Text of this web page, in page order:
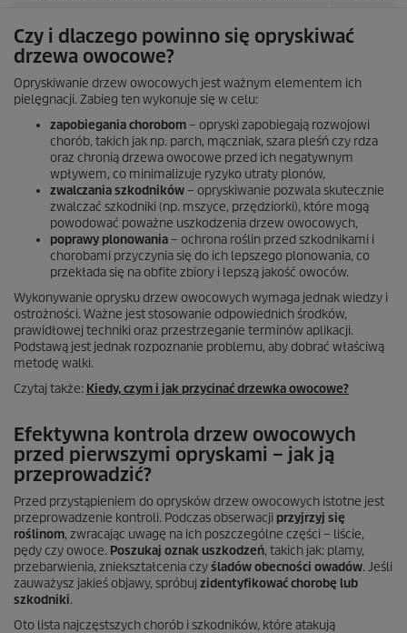
Czy i dlaczego powinno się opryskiwać
drzewa owocowe?
Opryskiwanie drzew owocowych jest ważnym elementem ich
pielęgnacji. Zabieg ten wykonuje się w celu:
zapobiegania chorobom – opryski zapobiegają rozwojowi
chorób, takich jak np. parch, mączniak, szara pleśń czy rdza
oraz chronią drzewa owocowe przed ich negatywnym
wpływem, co minimalizuje ryzyko utraty plonów,
zwalczania szkodników – opryskiwanie pozwala skutecznie
zwalczać szkodniki (np. mszyce, przędziorki), które mogą
powodować poważne uszkodzenia drzew owocowych,
poprawy plonowania – ochrona roślin przed szkodnikami i
chorobami przyczynia się do ich lepszego plonowania, co
przekłada się na obfite zbiory i lepszą jakość owoców.
Wykonywanie oprysku drzew owocowych wymaga jednak wiedzy i
ostrożności. Ważne jest stosowanie odpowiednich środków,
prawidłowej techniki oraz przestrzeganie terminów aplikacji.
Podstawą jest jednak rozpoznanie problemu, aby dobrać właściwą
metodę walki.
Czytaj także: Kiedy, czym i jak przycinać drzewka owocowe?
Efektywna kontrola drzew owocowych
przed pierwszymi opryskami – jak ją
przeprowadzić?
Przed przystąpieniem do oprysków drzew owocowych istotne jest
przeprowadzenie kontroli. Podczas obserwacji przyjrzyj się
roślinom, zwracając uwagę na ich poszczególne części – liście,
pędy czy owoce. Poszukaj oznak uszkodzeń, takich jak: plamy,
przebarwienia, zniekształcenia czyśladów obecności owadów. Jeśli
zauważysz jakieś objawy, spróbujzidentyfikować chorobę lub
szkodniki.
Oto lista najczęstszych chorób i szkodników, które atakują